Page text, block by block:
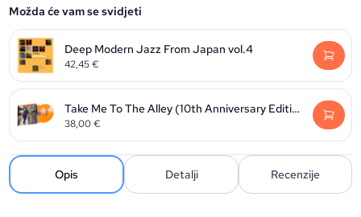
Možda će vam se svidjeti
Deep Modern Jazz From Japan vol.4
42,45€
Take Me To The Alley (10th Anniversary Edition)
38,00€
Opis Detalji Recenzije